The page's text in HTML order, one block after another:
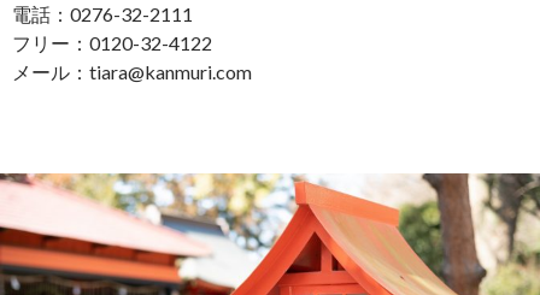
電話：0276-32-2111
フリー：0120-32-4122
メール：tiara@kanmuri.com